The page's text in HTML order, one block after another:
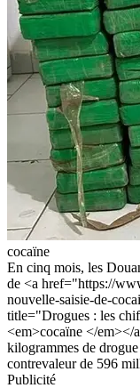
cocaïne
En cinq mois, les
de <a href="https://
nouvelle-saisie-de-
title="Drogues : les
<em>cocaïne </em></
kilogrammes de
contrevaleur de 596
Publicité